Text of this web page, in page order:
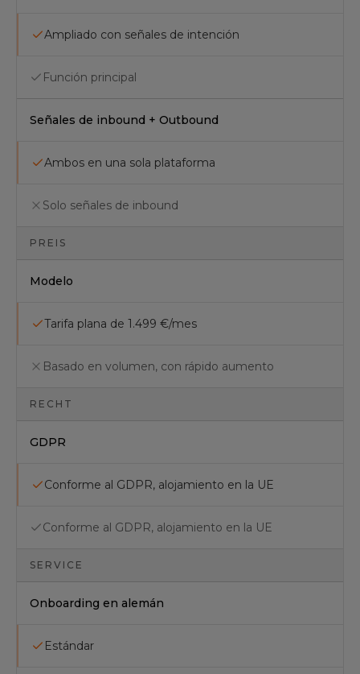
Ampliado con señales de intención
Función principal
Señales de inbound + Outbound
Ambos en una sola plataforma
Solo señales de inbound
PREIS
Modelo
Tarifa plana de 1.499 €/mes
Basado en volumen, con rápido aumento
RECHT
GDPR
Conforme al GDPR, alojamiento en la UE
Conforme al GDPR, alojamiento en la UE
SERVICE
Onboarding en alemán
Estándar